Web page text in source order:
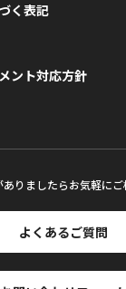
く表記
ント対応方針
りましたらお気軽にご
よくあるご質問